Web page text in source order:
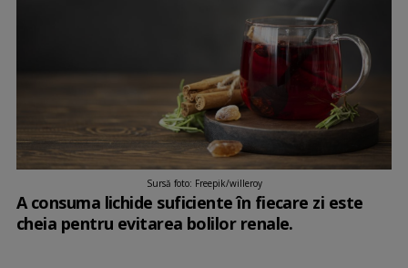
Sursă foto: Freepik/willeroy
A consuma lichide suficiente în fiecare zi este
cheia pentru evitarea bolilor renale.